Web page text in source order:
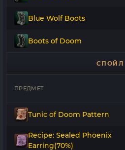
Blue Wolf Boots
Boots of Doom
СПОЙЛ
ПРЕДМЕТ
Tunic of Doom Pattern
Recipe: Sealed Phoenix
Earring(70%)